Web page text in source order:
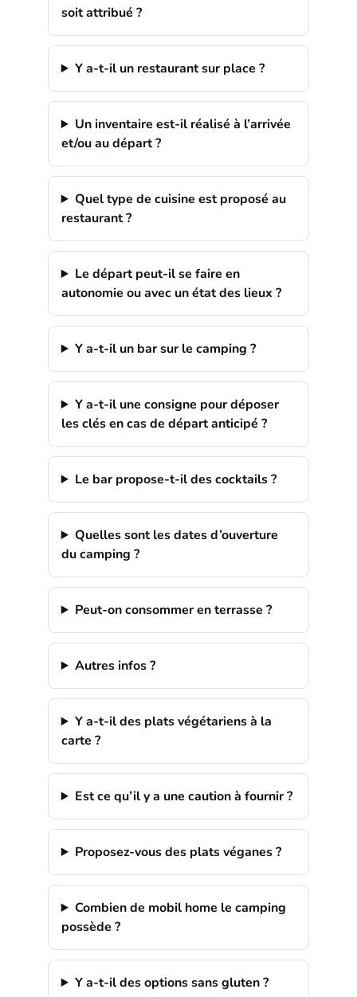
soit attribué ?
Y a-t-il un restaurant sur place ?
Un inventaire est-il réalisé à l’arrivée
et/ou au départ ?
Quel type de cuisine est proposé au
restaurant ?
Le départ peut-il se faire en
autonomie ou avec un état des lieux ?
Y a-t-il un bar sur le camping ?
Y a-t-il une consigne pour déposer
les clés en cas de départ anticipé ?
Le bar propose-t-il des cocktails ?
Quelles sont les dates d’ouverture
du camping ?
Peut-on consommer en terrasse ?
Autres infos ?
Y a-t-il des plats végétariens à la
carte ?
Est ce qu’il y a une caution à fournir ?
Proposez-vous des plats véganes ?
Combien de mobil home le camping
possède ?
Y a-t-il des options sans gluten ?